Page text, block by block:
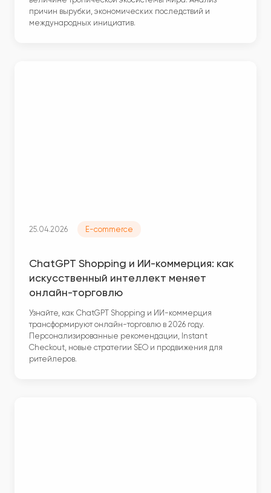
причин вырубки, экономических последствий и
международных инициатив.
25.04.2026 E-commerce
ChatGPT Shopping и ИИ-коммерция: как
искусственный интеллект меняет
онлайн-торговлю
Узнайте, как ChatGPT Shopping и ИИ-коммерция
трансформируют онлайн-торговлю в 2026 году.
Персонализированные рекомендации, Instant
Checkout, новые стратегии SEO и продвижения для
ритейлеров.